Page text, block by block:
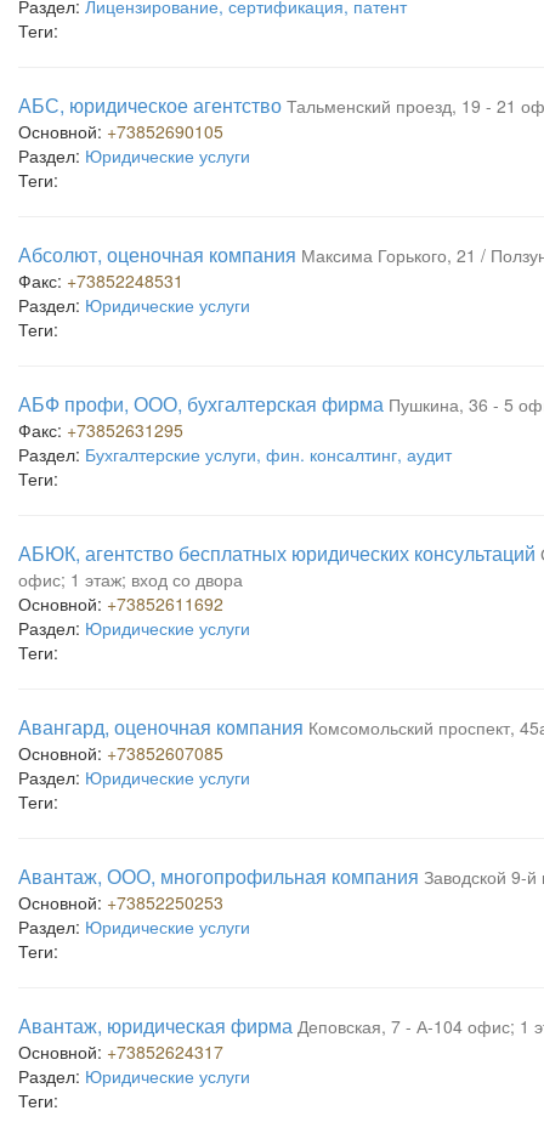
Раздел: Лицензирование, сертификация, патент
Теги:
АБС, юридическое агентство Тальменский проезд, 19 - 21
Основной: +73852690105
Раздел: Юридические услуги
Теги:
Абсолют, оценочная компания Максима Горького, 21 /
Факс: +73852248531
Раздел: Юридические услуги
Теги:
АБФ профи, ООО, бухгалтерская фирма Пушкина, 36 - 5
Факс: +73852631295
Раздел: Бухгалтерские услуги, фин. консалтинг, аудит
Теги:
АБЮК, агентство бесплатных юридических консультаций
офис; 1 этаж; вход со двора
Основной: +73852611692
Раздел: Юридические услуги
Теги:
Авангард, оценочная компания Комсомольский проспект,
Основной: +73852607085
Раздел: Юридические услуги
Теги:
Авантаж, ООО, многопрофильная компания Заводской 9-й
Основной: +73852250253
Раздел: Юридические услуги
Теги:
Авантаж, юридическая фирма Деповская, 7 - А-104 офис; 1
Основной: +73852624317
Раздел: Юридические услуги
Теги: